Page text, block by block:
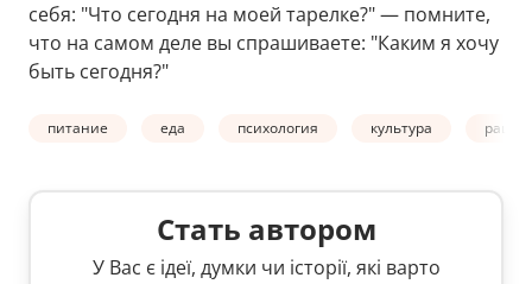
себя: "Что сегодня на моей тарелке?" — помните,
что на самом деле вы спрашиваете: "Каким я хочу
быть сегодня?"
питание еда психология культура
Стать автором
У Вас є ідеї, думки чи історії, які варто